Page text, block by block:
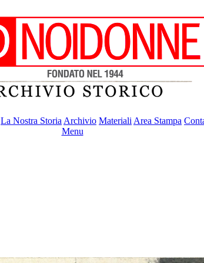
La Nostra Storia Archivio Materiali Area Stampa
Menu